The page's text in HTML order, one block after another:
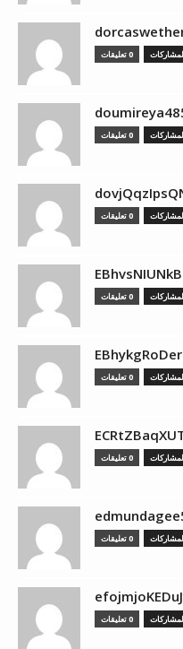
0 تعليقات
0 تعليقات
0 تعليقات
0 تعليقات
0 تعليقات
0 تعليقات
0 تعليقات
0 تعليقات